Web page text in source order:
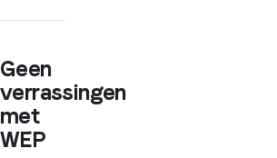
Geen
verrassingen
met
WEP